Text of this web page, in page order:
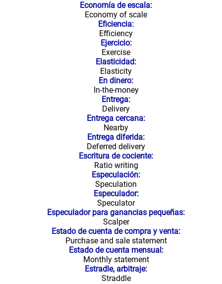
Economía de escala:
Economy of scale
Eficiencia:
Efficiency
Ejercicio:
Exercise
Elasticidad:
Elasticity
En dinero:
In-the-money
Entrega:
Delivery
Entrega cercana:
Nearby
Entrega diferida:
Deferred delivery
Escritura de cociente:
Ratio writing
Especulación:
Speculation
Especulador:
Speculator
Especulador para ganancias pequeñas:
Scalper
Estado de cuenta de compra y venta:
Purchase and sale statement
Estado de cuenta mensual:
Monthly statement
Estradle, arbitraje:
Straddle